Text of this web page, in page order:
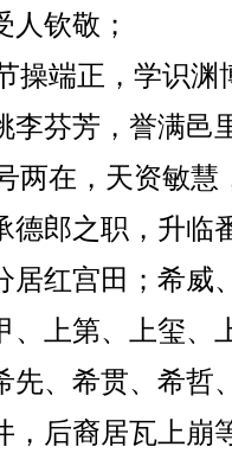
钦敬；
端正，学识渊
李芬芳，誉满邑
在，天资敏慧
德郎之职，升临
居红宫田；希威
、上第、上玺、
先、希贯、希哲
，后裔居瓦上崩